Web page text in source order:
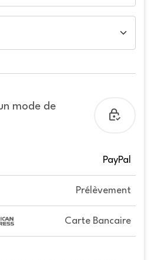
mode de
PayPal
Prélèvement
Carte Bancaire